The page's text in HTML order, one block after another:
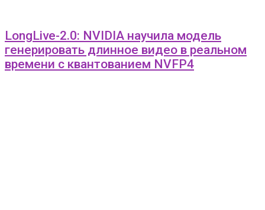
LongLive-2.0: NVIDIA научила модель
генерировать длинное видео в реальном
времени с квантованием NVFP4